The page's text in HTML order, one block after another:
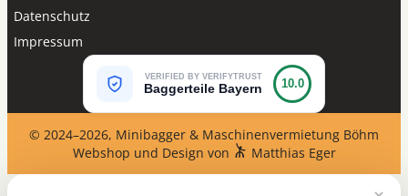
Datenschutz
Impressum
VERIFIED BY VERIFYTRUST
Baggerteile Bayern 10.0
© 2024–2026, Minibagger & Maschinenvermietung Böhm
Webshop und Design von
Matthias Eger